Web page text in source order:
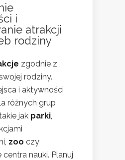
i
atrakcji
rodziny
zgodnie z
rodziny.
i aktywności
różnych grup
jak parki
zoo czy
nauki. Planuj